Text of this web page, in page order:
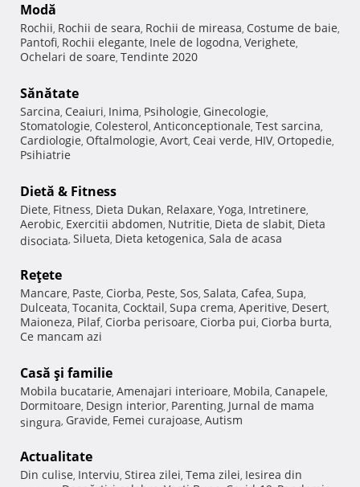
Modă
Rochii, Rochii de seara, Rochii de mireasa, Costume de baie,
Pantofi, Rochii elegante, Inele de logodna, Verighete,
Ochelari de soare, Tendinte 2020
Sănătate
Sarcina, Ceaiuri, Inima, Psihologie, Ginecologie,
Stomatologie, Colesterol, Anticonceptionale, Test sarcina,
Cardiologie, Oftalmologie, Avort, Ceai verde, HIV, Ortopedie,
Psihiatrie
Dietă & Fitness
Diete, Fitness, Dieta Dukan, Relaxare, Yoga, Intretinere,
Aerobic, Exercitii abdomen, Nutritie, Dieta de slabit, Dieta
disociata, Silueta, Dieta ketogenica, Sala de acasa
Reţete
Mancare, Paste, Ciorba, Peste, Sos, Salata, Cafea, Supa,
Dulceata, Tocanita, Cocktail, Supa crema, Aperitive, Desert,
Maioneza, Pilaf, Ciorba perisoare, Ciorba pui, Ciorba burta,
Ce mancam azi
Casă şi familie
Mobila bucatarie, Amenajari interioare, Mobila, Canapele,
Dormitoare, Design interior, Parenting, Jurnal de mama
singura, Gravide, Femei curajoase, Autism
Actualitate
Din culise, Interviu, Stirea zilei, Tema zilei, Iesirea din